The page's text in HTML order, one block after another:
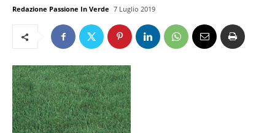
Redazione Passione In Verde 7 Luglio 2019